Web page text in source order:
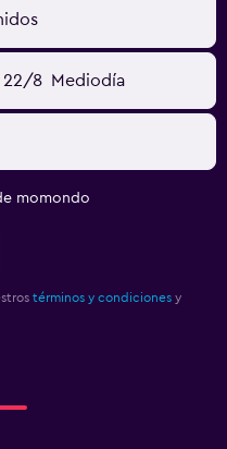
22/8 Mediodía
momondo
términos y condiciones y